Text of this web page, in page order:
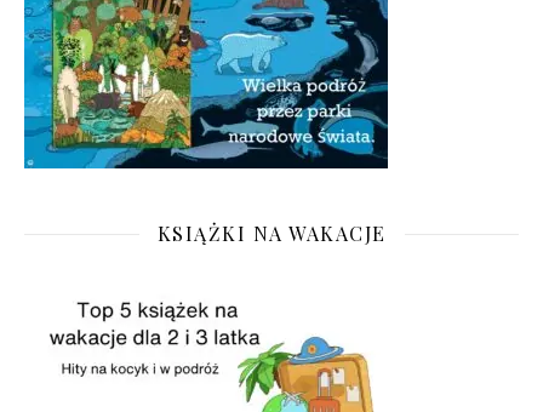
KSIĄŻKI NA WAKACJE